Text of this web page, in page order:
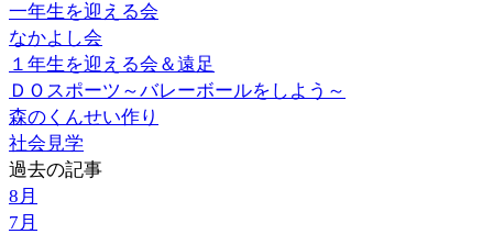
一年生を迎える会
なかよし会
１年生を迎える会＆遠足
ＤＯスポーツ～バレーボールをしよう～
森のくんせい作り
社会見学
過去の記事
8月
7月